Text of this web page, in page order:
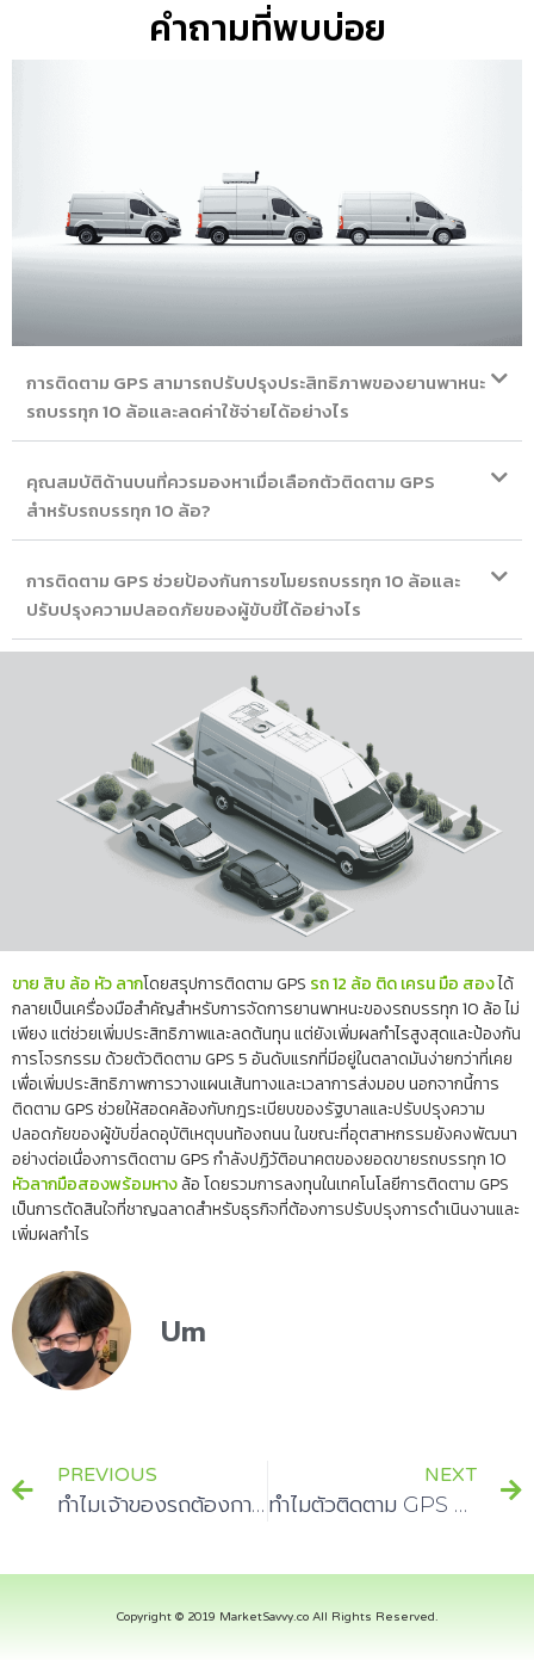
คำถามที่พบบ่อย
การติดตาม GPS สามารถปรับปรุงประสิทธิภาพของยานพาหนะ
รถบรรทุก 10 ล้อและลดค่าใช้จ่ายได้อย่างไร
คุณสมบัติด้านบนที่ควรมองหาเมื่อเลือกตัวติดตาม GPS
สำหรับรถบรรทุก 10 ล้อ?
การติดตาม GPS ช่วยป้องกันการขโมยรถบรรทุก 10 ล้อและ
ปรับปรุงความปลอดภัยของผู้ขับขี่ได้อย่างไร
ขาย สิบ ล้อ หัว ลากโดยสรุปการติดตาม GPS รถ 12 ล้อ ติด เครน มือ สองได้
กลายเป็นเครื่องมือสำคัญสำหรับการจัดการยานพาหนะของรถบรรทุก 10 ล้อ ไม่
เพียง แต่ช่วยเพิ่มประสิทธิภาพและลดต้นทุน แต่ยังเพิ่มผลกำไรสูงสุดและป้องกัน
การโจรกรรม ด้วยตัวติดตาม GPS 5 อันดับแรกที่มีอยู่ในตลาดมันง่ายกว่าที่เคย
เพื่อเพิ่มประสิทธิภาพการวางแผนเส้นทางและเวลาการส่งมอบ นอกจากนี้การ
ติดตาม GPS ช่วยให้สอดคล้องกับกฎระเบียบของรัฐบาลและปรับปรุงความ
ปลอดภัยของผู้ขับขี่ลดอุบัติเหตุบนท้องถนน ในขณะที่อุตสาหกรรมยังคงพัฒนา
อย่างต่อเนื่องการติดตาม GPS กำลังปฏิวัติอนาคตของยอดขายรถบรรทุก 10
หัวลากมือสองพร้อมหางล้อ โดยรวมการลงทุนในเทคโนโลยีการติดตาม GPS
เป็นการตัดสินใจที่ชาญฉลาดสำหรับธุรกิจที่ต้องการปรับปรุงการดำเนินงานและ
เพิ่มผลกำไร
Um
PREVIOUS
ทำไมเจ้าของรถต้องการ GPS ด้วยกล้องมองหลัง
NEXT
ทำไมตัวติดตาม GPS จึงจำเป็นสำหรับรถตู้ขนาดเล็ก
Copyright © 2019 MarketSavvy.co All Rights Reserved.